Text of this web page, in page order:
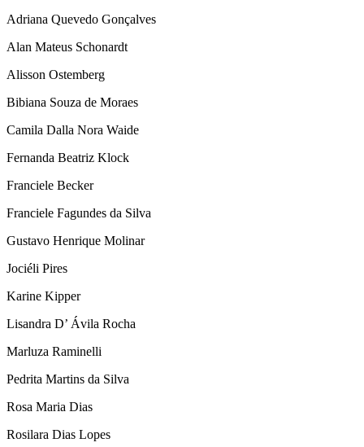
Adriana Quevedo Gonçalves
Alan Mateus Schonardt
Alisson Ostemberg
Bibiana Souza de Moraes
Camila Dalla Nora Waide
Fernanda Beatriz Klock
Franciele Becker
Franciele Fagundes da Silva
Gustavo Henrique Molinar
Jociéli Pires
Karine Kipper
Lisandra D’ Ávila Rocha
Marluza Raminelli
Pedrita Martins da Silva
Rosa Maria Dias
Rosilara Dias Lopes